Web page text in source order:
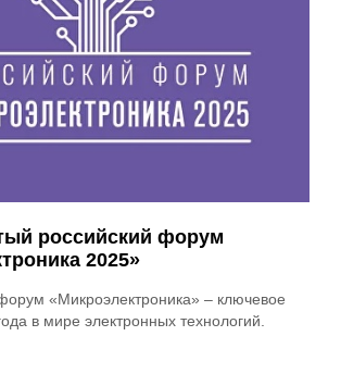
российский форум
2025»
«Микроэлектроника» – ключевое
в мире электронных технологий.